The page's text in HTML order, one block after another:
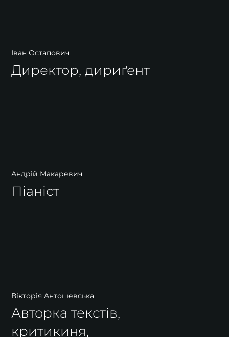
Іван Остапович
Директор, дириґент
Андрій Макаревич
Піаніст
Вікторія Антошевська
Авторка текстів,
критикиня,